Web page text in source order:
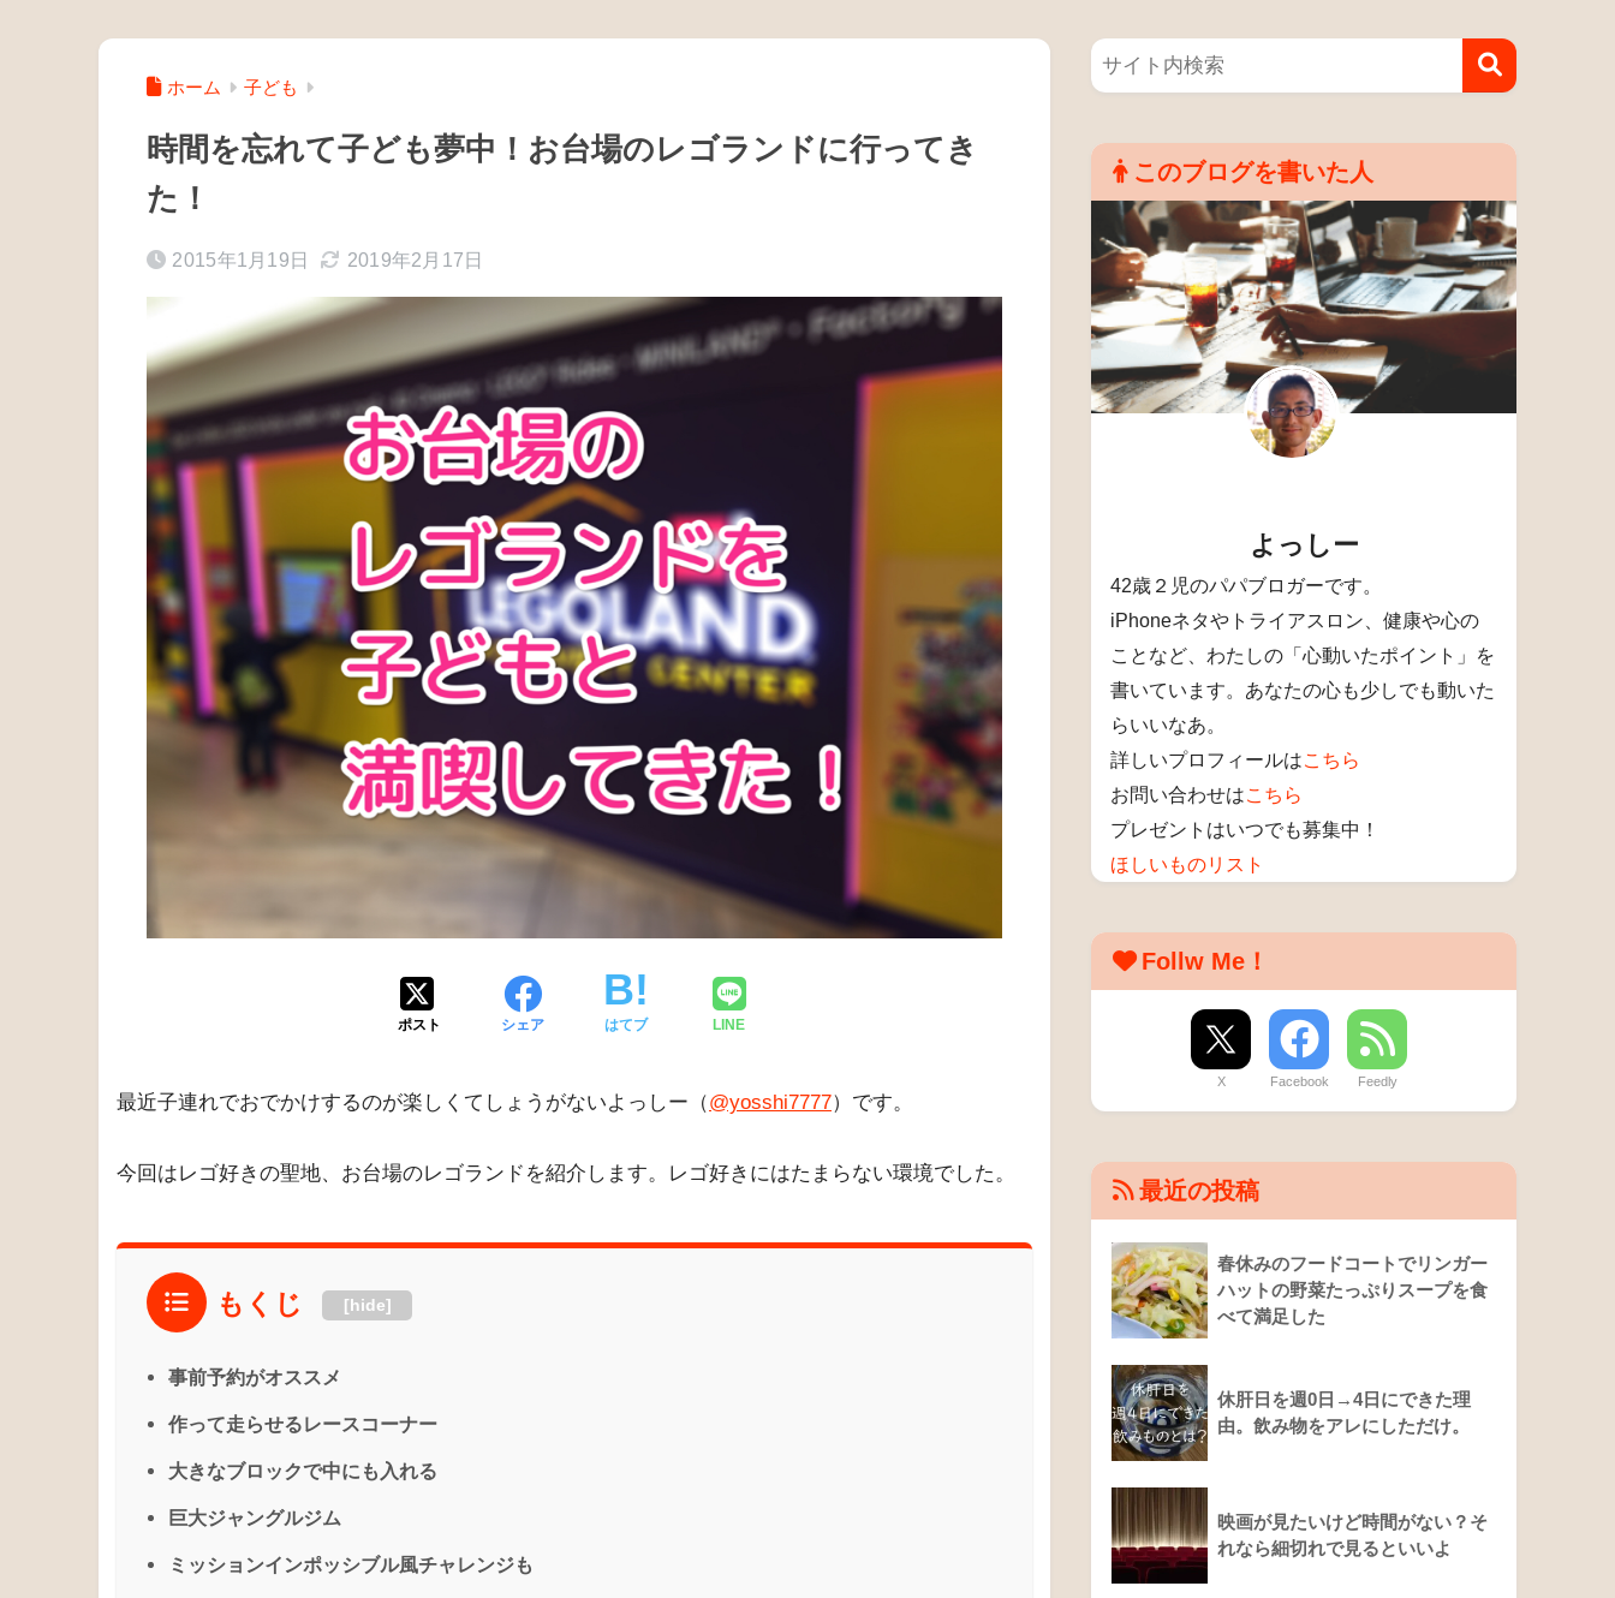
ホーム 子ども
時間を忘れて子ども夢中！お台場のレゴランドに行ってき
た！
2015年1月19日 2019年2月17日
ポスト シェア はてブ LINE
最近子連れでおでかけするのが楽しくてしょうがないよっしー（@yosshi7777）です。
今回はレゴ好きの聖地、お台場のレゴランドを紹介します。レゴ好きにはたまらない環境でした。
もくじ [hide]
事前予約がオススメ
作って走らせるレースコーナー
大きなブロックで中にも入れる
巨大ジャングルジム
ミッションインポッシブル風チャレンジも
このブログを書いた人
よっしー
42歳２児のパパブロガーです。
iPhoneネタやトライアスロン、健康や心の
ことなど、わたしの「心動いたポイント」を
書いています。あなたの心も少しでも動いた
らいいなあ。
詳しいプロフィールはこちら
お問い合わせはこちら
プレゼントはいつでも募集中！
ほしいものリスト
Follw Me！
X Facebook Feedly
最近の投稿
春休みのフードコートでリンガー
ハットの野菜たっぷりスープを食
べて満足した
休肝日を週0日→4日にできた理
由。飲み物をアレにしただけ。
映画が見たいけど時間がない？そ
れなら細切れで見るといいよ